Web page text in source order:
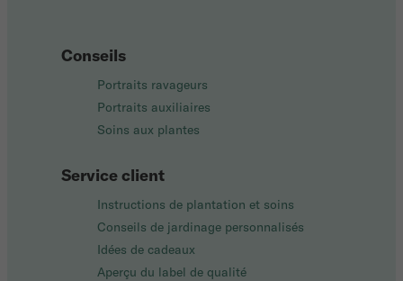
Conseils
Portraits ravageurs
Portraits auxiliaires
Soins aux plantes
Service client
Instructions de plantation et soins
Conseils de jardinage personnalisés
Idées de cadeaux
Aperçu du label de qualité